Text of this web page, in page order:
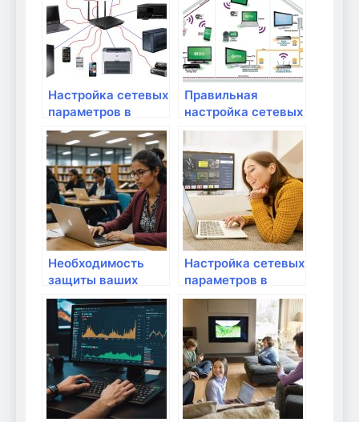
Настройка сетевых
параметров в
Windows
Правильная
настройка сетевых
портов на роутере
Необходимость
защиты ваших
сетевых устройств
Настройка сетевых
параметров в
Windows